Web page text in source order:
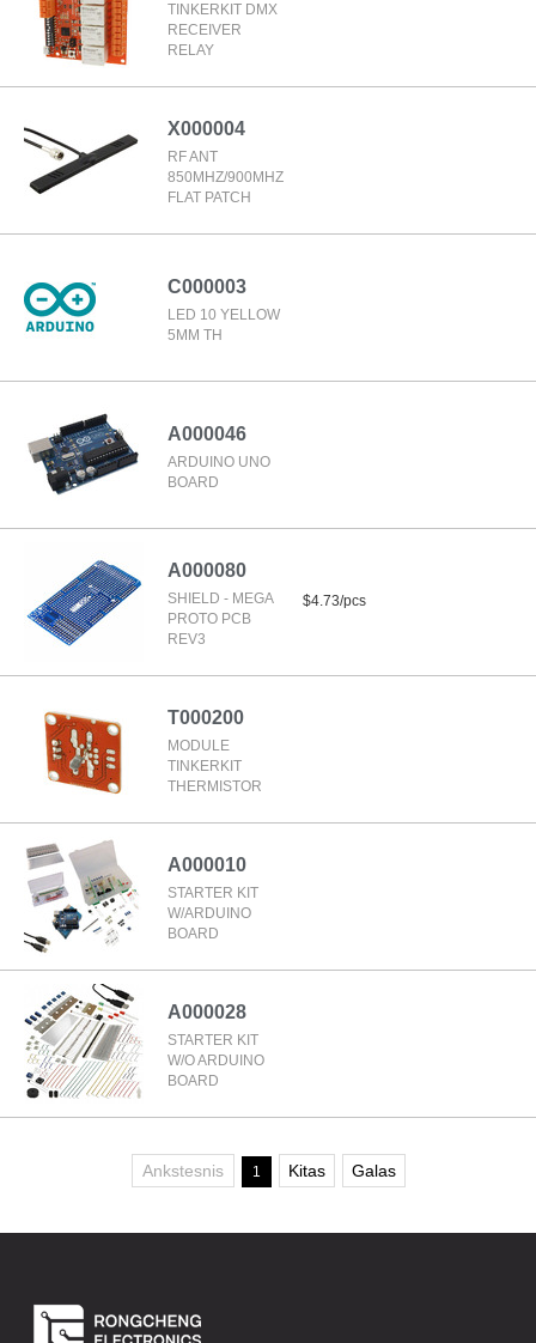
TINKERKIT DMX
RECEIVER
RELAY
X000004
RF ANT
850MHZ/900MHZ
FLAT PATCH
C000003
LED 10 YELLOW
5MM TH
A000046
ARDUINO UNO
BOARD
A000080
SHIELD - MEGA
PROTO PCB
REV3
$4.73/pcs
T000200
MODULE
TINKERKIT
THERMISTOR
A000010
STARTER KIT
W/ARDUINO
BOARD
A000028
STARTER KIT
W/O ARDUINO
BOARD
Ankstesnis 1 Kitas Galas